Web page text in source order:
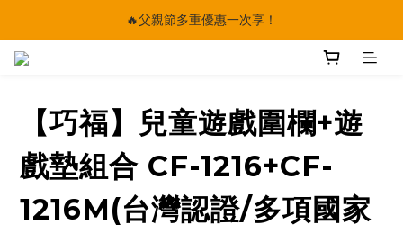
🔥父親節多重優惠一次享！
🔥父親節多重優惠一次享！
🔥父親節多重優惠一次享！
【巧福】兒童遊戲圍欄+遊
戲墊組合 CF-1216+CF-
1216M(台灣認證/多項國家